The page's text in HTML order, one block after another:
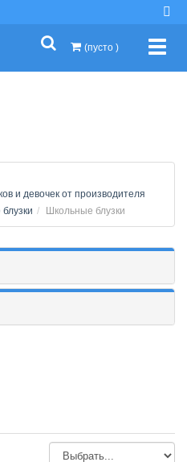
(пусто )
и девочек от производителя
Школьные блузки